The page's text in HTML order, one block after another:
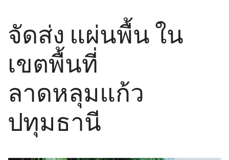
จัดส่ง แผ่นพื้น ใน
เขตพื้นที่
ลาดหลุมแก้ว
ปทุมธานี